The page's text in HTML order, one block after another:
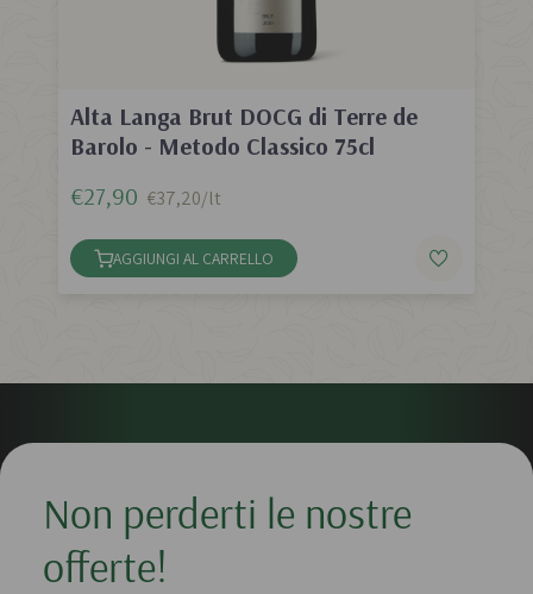
Alta Langa Brut DOCG di Terre de
Barolo - Metodo Classico 75cl
€27,90 €37,20/lt
AGGIUNGI AL CARRELLO
Non perderti le nostre
offerte!